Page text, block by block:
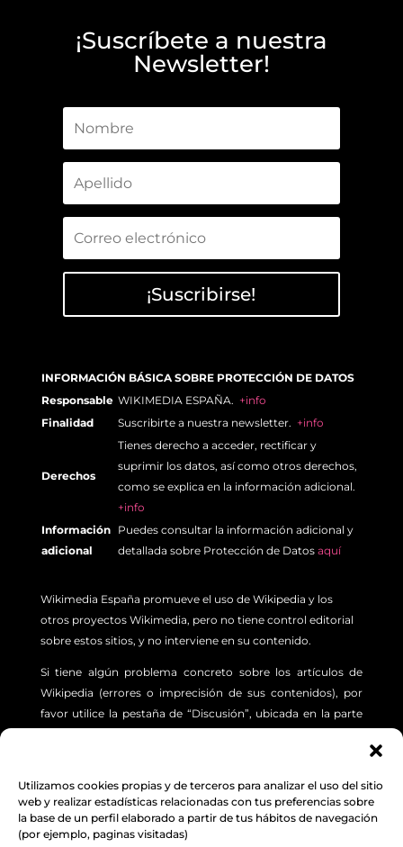
Utilizamos cookies propias y de terceros para analizar el uso del sitio
web y realizar estadísticas relacionadas con tus preferencias sobre
la base de un perfil elaborado a partir de tus hábitos de navegación
(por ejemplo, paginas visitadas)
¡Suscríbete a nuestra
Newsletter!
¡Suscribirse!
INFORMACIÓN BÁSICA SOBRE PROTECCIÓN DE DATOS
Responsable WIKIMEDIA ESPAÑA. +info
Finalidad
Suscribirte a nuestra newsletter. +info
Derechos
Tienes derecho a acceder, rectificar y
suprimir los datos, así como otros derechos,
como se explica en la información adicional.
+info
Información
adicional
Puedes consultar la información adicional y
detallada sobre Protección de Datos aquí
Wikimedia España promueve el uso de Wikipedia y los
otros proyectos Wikimedia, pero no tiene control editorial
sobre estos sitios, y no interviene en su contenido.
Si tiene algún problema concreto sobre los artículos de
Wikipedia (errores o imprecisión de sus contenidos), por
favor utilice la pestaña de “Discusión”, ubicada en la parte
Aviso Legal,Protección de DatosyPolítica de
cookies